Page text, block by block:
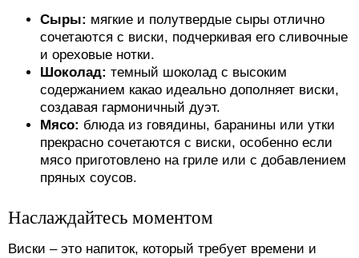
Сыры: мягкие и полутвердые сыры отлично
сочетаются с виски, подчеркивая его сливочные
и ореховые нотки.
Шоколад: темный шоколад с высоким
содержанием какао идеально дополняет виски,
создавая гармоничный дуэт.
Мясо: блюда из говядины, баранины или утки
прекрасно сочетаются с виски, особенно если
мясо приготовлено на гриле или с добавлением
пряных соусов.
Наслаждайтесь моментом
Виски – это напиток, который требует времени и